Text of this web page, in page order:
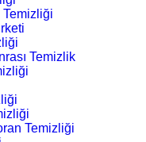
Temizliği
Temizlik
Temizliği